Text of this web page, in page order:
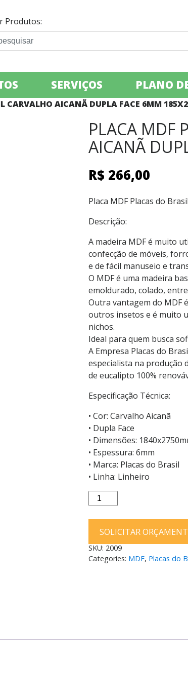
Produtos:
SERVIÇOS PLANO
CARVALHO AICANÃ DUPLA FACE 6MM
PLACA MDF
AICANÃ
R$ 266,00
Placa MDF Placas do
Descrição:
A madeira MDF é muito
confecção de móveis,
e de fácil manuseio e
O MDF é uma madeira
emoldurado, colado,
Outra vantagem do MDF
outros insetos e é muito
nichos.
Ideal para quem busca
A Empresa Placas do
especialista na produção
de eucalipto 100%
Especificação Técnica:
• Cor: Carvalho Aicanã
• Dupla Face
• Dimensões:
• Espessura: 6mm
• Marca: Placas do Brasil
• Linha: Linheiro
Placa
MDF
Placas
Brasil
Carvalho
SOLICITAR
SKU: 2009
Categories: MDF, Placas do